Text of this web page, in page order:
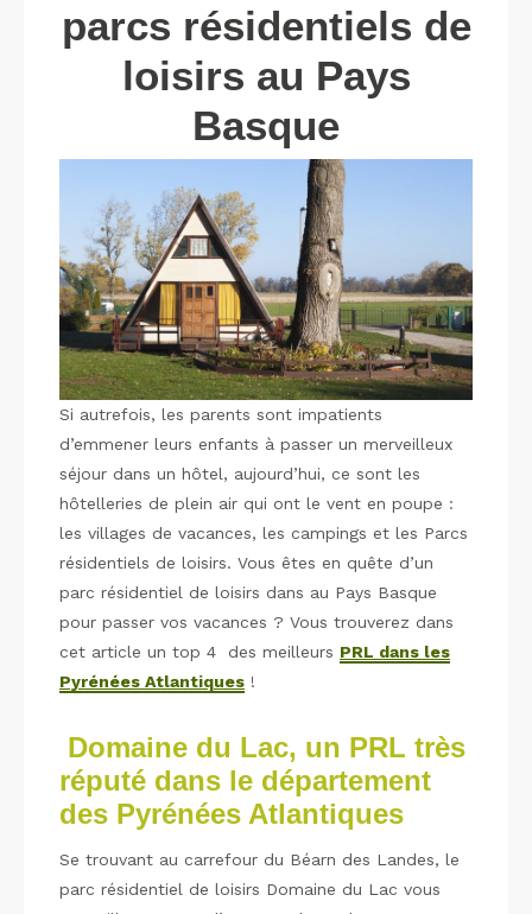
parcs résidentiels de
loisirs au Pays
Basque
Si autrefois, les parents sont impatients
d’emmener leurs enfants à passer un merveilleux
séjour dans un hôtel, aujourd’hui, ce sont les
hôtelleries de plein air qui ont le vent en poupe :
les villages de vacances, les campings et les Parcs
résidentiels de loisirs. Vous êtes en quête d’un
parc résidentiel de loisirs dans au Pays Basque
pour passer vos vacances ? Vous trouverez dans
cet article un top 4 des meilleurs PRL dans les
Pyrénées Atlantiques !
Domaine du Lac, un PRL très
réputé dans le département
des Pyrénées Atlantiques
Se trouvant au carrefour du Béarn des Landes, le
parc résidentiel de loisirs Domaine du Lac vous